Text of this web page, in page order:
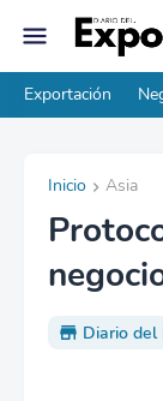
Exportación
Inicio Asia
Diario del